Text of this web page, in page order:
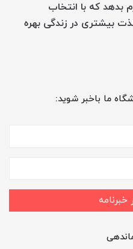
بدهد که با انتخاب
بیشتری در زندگی بهره
ما باخبر شوید: